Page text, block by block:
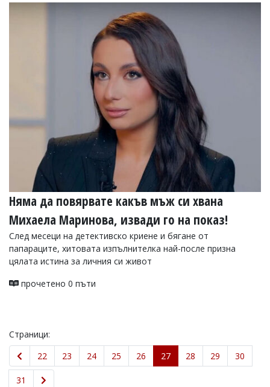
Няма да повярвате какъв мъж си хвана
Михаела Маринова, извади го на показ!
След месеци на детективско криене и бягане от
папараците, хитовата изпълнителка най-после призна
цялата истина за личния си живот
прочетено 0 пъти
Страници:
22
23 24 25 26 27 28 29 30
31